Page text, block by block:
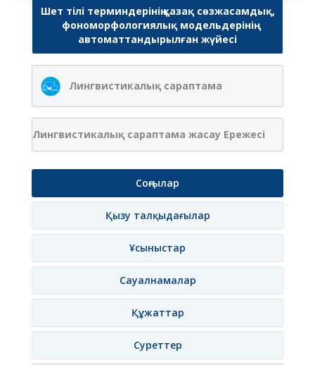
Шет тілі терминдерінің қазақ сөзжасамдық,
фономорфологиялық модельдерінің
автоматтандырылған жүйесі
Лингвистикалық сараптама
Лингвистикалық сараптама жасау Ережесі
Соңғылар
Қызу талқыдағылар
Ұсыныстар
Сауалнамалар
Құжаттар
Суреттер